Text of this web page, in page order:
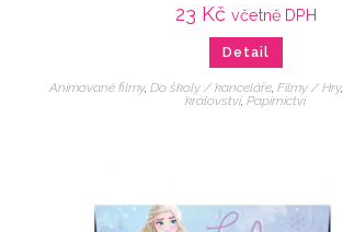
23 Kč včetně DPH
Detail
Animované filmy, Do školy / kanceláře, Filmy / Hry,
království, Papírnictví